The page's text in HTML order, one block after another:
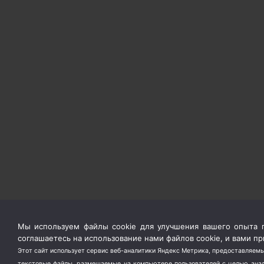
Мы используем файлы cookie для улучшения вашего опыта
соглашаетесь на использование нами файлов cookie, и вами
Этот сайт использует сервис веб-аналитики Яндекс Метрика,